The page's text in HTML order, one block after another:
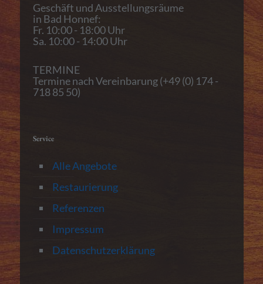
Geschäft und Ausstellungsräume
in Bad Honnef:
Fr. 10:00 - 18:00 Uhr
Sa. 10:00 - 14:00 Uhr
TERMINE
Termine nach Vereinbarung (+49 (0) 174 -
718 85 50)
Service
Alle Angebote
Restaurierung
Referenzen
Impressum
Datenschutzerklärung